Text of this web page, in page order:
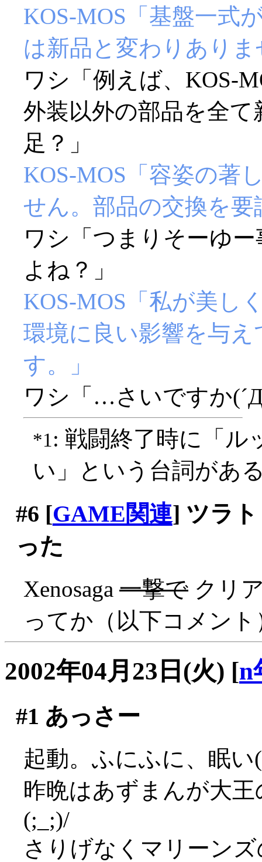
KOS-MOS「基盤一式
は新品と変わりあり
ワシ「例えば、KOS-
外装以外の部品を全
足？」
KOS-MOS「容姿の著
せん。部品の交換を
ワシ「つまりそーゆ
よね？」
KOS-MOS「私が美し
環境に良い影響を与
す。」
ワシ「…さいですか
*1: 戦闘終了時に「ル
い」という台詞があ
#6 [GAME関連] ツラ
った
Xenosaga 一撃で クリ
ってか（以下コメント
2002年04月23日(火) [n
#1 あっさー
起動。ふにふに、眠
昨晩はあずまんが大
(;_;)/
さりげなくマリーン